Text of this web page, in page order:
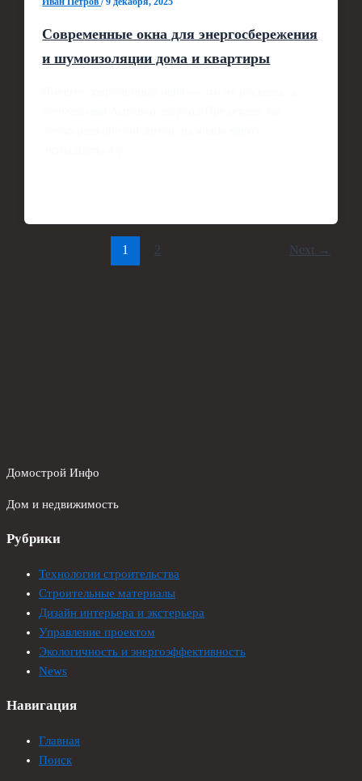
Современные окна для энергосбережения
и шумоизоляции дома и квартиры
1 2 Next →
Домострой Инфо
Дом и недвижимость
Рубрики
Технологии строительства
Строительные материалы
Дизайн интерьера и экстерьера
Управление проектом
Экологичность и энергоэффективность
News
Навигация
Главная
Поиск